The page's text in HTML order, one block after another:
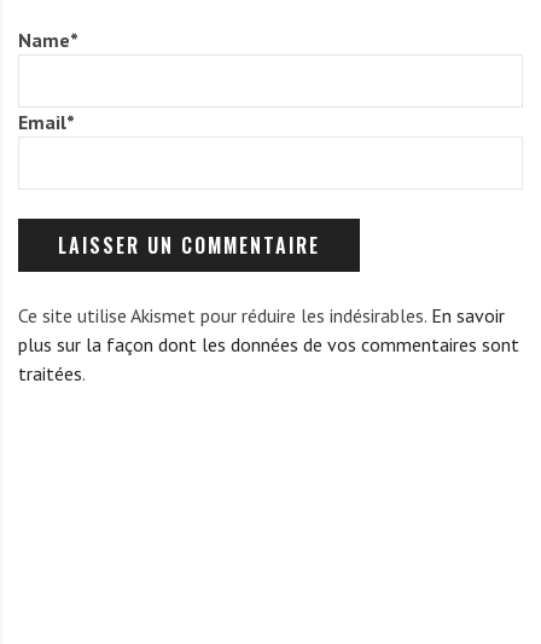
Name*
Email*
Ce site utilise Akismet pour réduire les indésirables. En savoir
plus sur la façon dont les données de vos commentaires sont
traitées.